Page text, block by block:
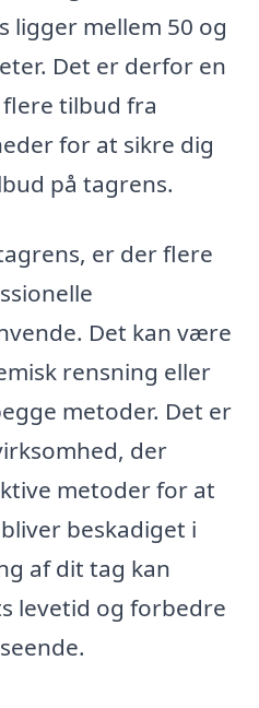
ligger mellem 50 og
Det er derfor en
tilbud fra
for at sikre dig
på tagrens.
er der flere
Det kan være
rensning eller
metoder. Det er
der
metoder for at
beskadiget i
af dit tag kan
levetid og forbedre